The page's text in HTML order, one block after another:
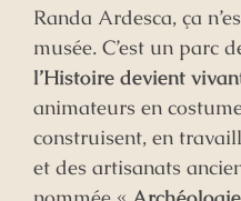
Randa Ardesca, ça
musée. C’est un parc
l’Histoire devient
animateurs en
construisent, en
et des artisanats